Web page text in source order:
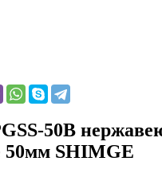
50B
50мм SHIMGE